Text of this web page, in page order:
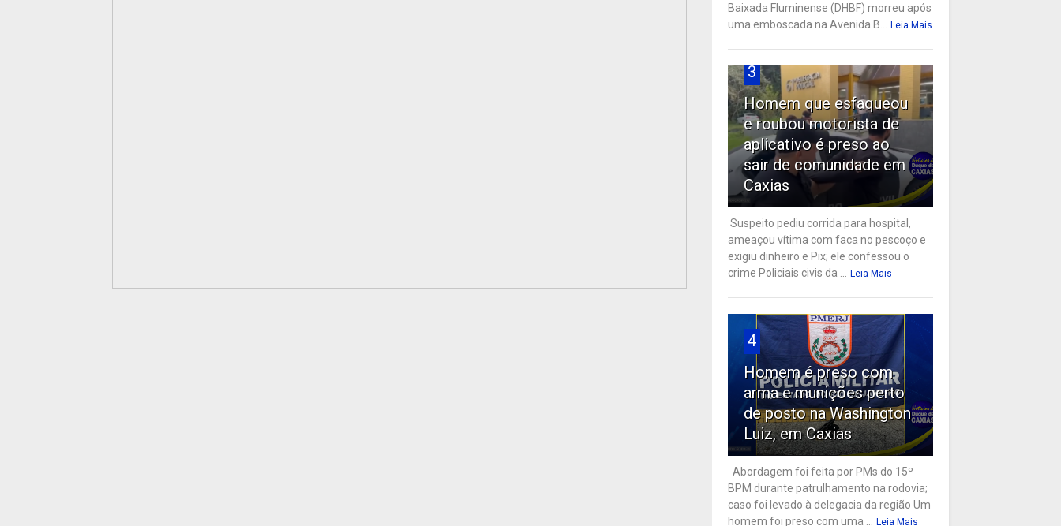
Baixada Fluminense (DHBF) morreu após
uma emboscada na Avenida B...
Leia Mais
3
Homem que esfaqueou
e roubou motorista de
aplicativo é preso ao
sair de comunidade em
Caxias
Suspeito pediu corrida para hospital,
ameaçou vítima com faca no pescoço e
exigiu dinheiro e Pix; ele confessou o
crime Policiais civis da ...
Leia Mais
4
Homem é preso com
arma e munições perto
de posto na Washington
Luiz, em Caxias
Abordagem foi feita por PMs do 15º
BPM durante patrulhamento na rodovia;
caso foi levado à delegacia da região Um
homem foi preso com uma ...
Leia Mais